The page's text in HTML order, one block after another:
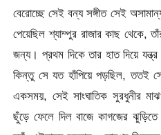
বেরোচ্ছে সেই বন্য সঙ্গীত সেই
পেয়েছিল শ্যাম্পুর রাজার কাছ থেকে,
জন্য। প্রথম দিকে তার হাত দিয়ে
কিন্তু সে যত হাঁপিয়ে পড়ছিল, ততই
একসময়, সেই সাংঘাতিক সুরধুনীর
ছুঁড়ে ফেলে দিল বাজে কাগজের ঝুড়িতে